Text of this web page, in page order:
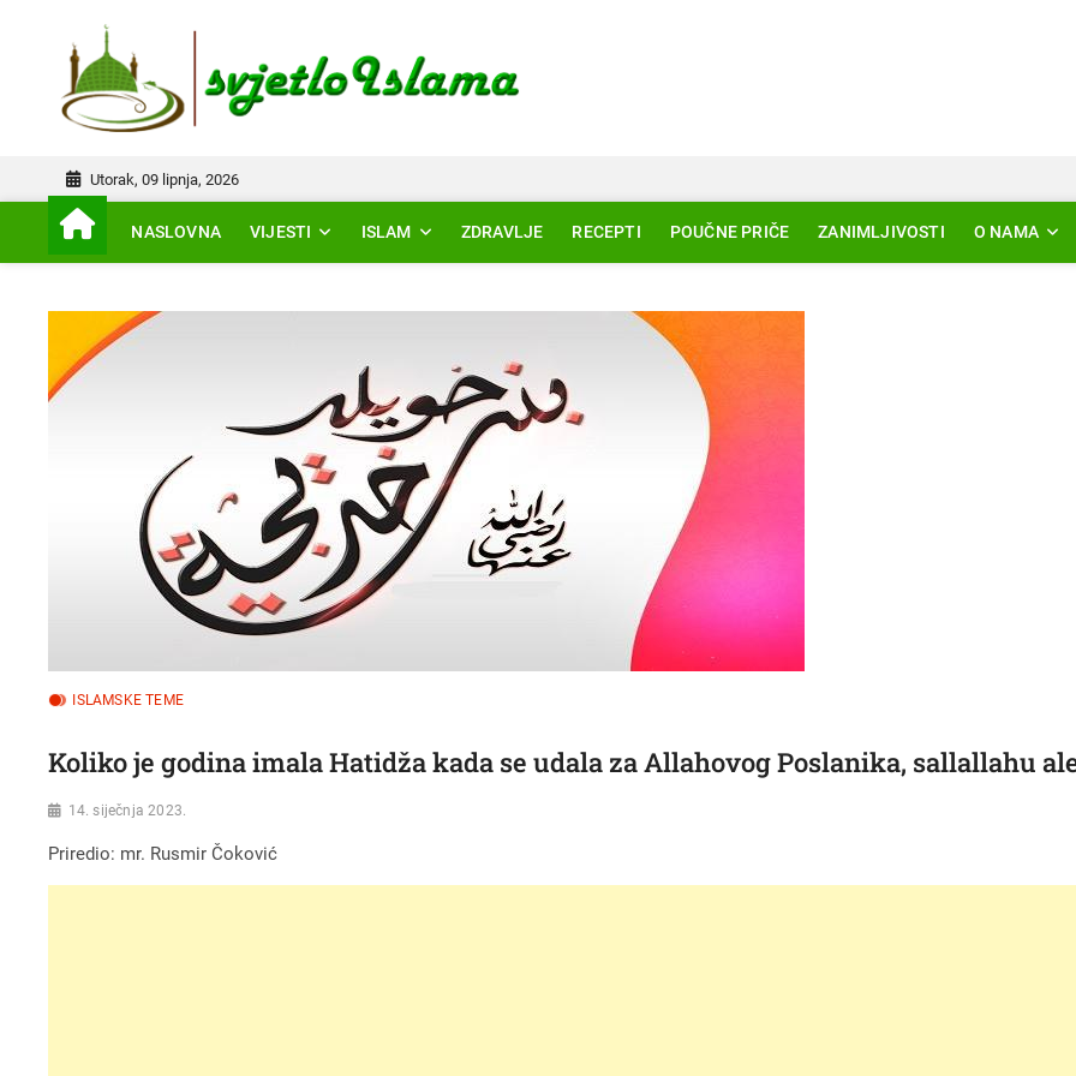
Utorak, 09 lipnja, 2026
NASLOVNA VIJESTI ISLAM ZDRAVLJE RECEPTI POUČNE PRIČE ZANIMLJIVOSTI O NAMA
ISLAMSKE TEME
Koliko je godina imala Hatidža kada se udala za Allahovog Poslanika, sallallahu
14. siječnja 2023.
Priredio: mr. Rusmir Čoković